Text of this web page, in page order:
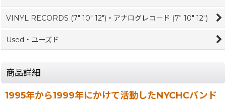
VINYL RECORDS (7" 10" 12")・アナログレコード (7" 10" 12")
Used・ユーズド
商品詳細
1995年から1999年にかけて活動したNYCHCバンド